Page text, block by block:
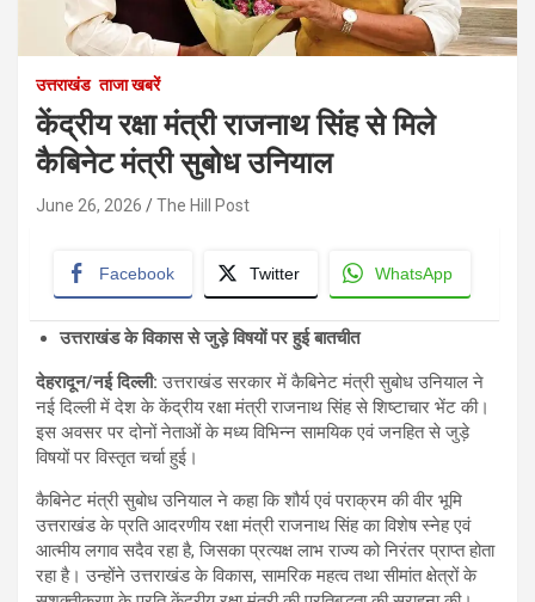
उत्तराखंड ताजा खबरें
केंद्रीय रक्षा मंत्री राजनाथ सिंह से मिले
कैबिनेट मंत्री सुबोध उनियाल
June 26, 2026 The Hill Post
Facebook Twitter WhatsApp
उत्तराखंड के विकास से जुड़े विषयों पर हुई बातचीत
देहरादून/नई दिल्ली: उत्तराखंड सरकार में कैबिनेट मंत्री सुबोध उनियाल ने
नई दिल्ली में देश के केंद्रीय रक्षा मंत्री राजनाथ सिंह से शिष्टाचार भेंट की।
इस अवसर पर दोनों नेताओं के मध्य विभिन्न सामयिक एवं जनहित से जुड़े
विषयों पर विस्तृत चर्चा हुई।
कैबिनेट मंत्री सुबोध उनियाल ने कहा कि शौर्य एवं पराक्रम की वीर भूमि
उत्तराखंड के प्रति आदरणीय रक्षा मंत्री राजनाथ सिंह का विशेष स्नेह एवं
आत्मीय लगाव सदैव रहा है, जिसका प्रत्यक्ष लाभ राज्य को निरंतर प्राप्त होता
रहा है। उन्होंने उत्तराखंड के विकास, सामरिक महत्व तथा सीमांत क्षेत्रों के